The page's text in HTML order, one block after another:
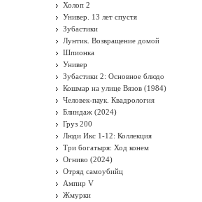
Холоп 2
Универ. 13 лет спустя
Зубастики
Лунтик. Возвращение домой
Шпионка
Универ
Зубастики 2: Основное блюдо
Кошмар на улице Вязов (1984)
Человек-паук. Квадрология
Блиндаж (2024)
Груз 200
Люди Икс 1-12: Коллекция
Три богатыря: Ход конем
Огниво (2024)
Отряд самоубийц
Ампир V
Жмурки